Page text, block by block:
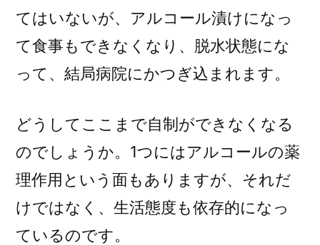
てはいないが、アルコール漬けになっ
て食事もできなくなり、脱水状態にな
って、結局病院にかつぎ込まれます。
どうしてここまで自制ができなくなる
のでしょうか。1つにはアルコールの薬
理作用という面もありますが、それだ
けではなく、生活態度も依存的になっ
ているのです。